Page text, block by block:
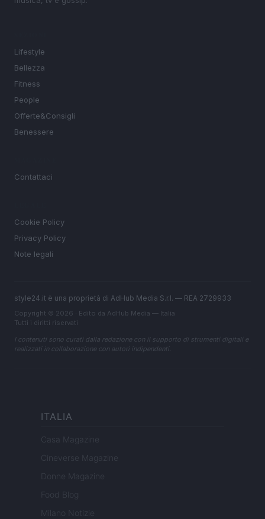
Lifestyle
Bellezza
Fitness
People
Offerte&Consigli
Benessere
Contattaci
Cookie Policy
Privacy Policy
Note legali
style24.it è una proprietà di AdHub Media S.r.l. — REA 2729933
Copyright © 2026 · Edito da AdHub Media — Italia
Tutti i diritti riservati
I contenuti sono curati dalla redazione con il supporto di strumenti digitali e
realizzati in collaborazione con autori indipendenti.
ITALIA
Casa Magazine
Cineverse Magazine
Donne Magazine
Food Blog
Milano Notizie